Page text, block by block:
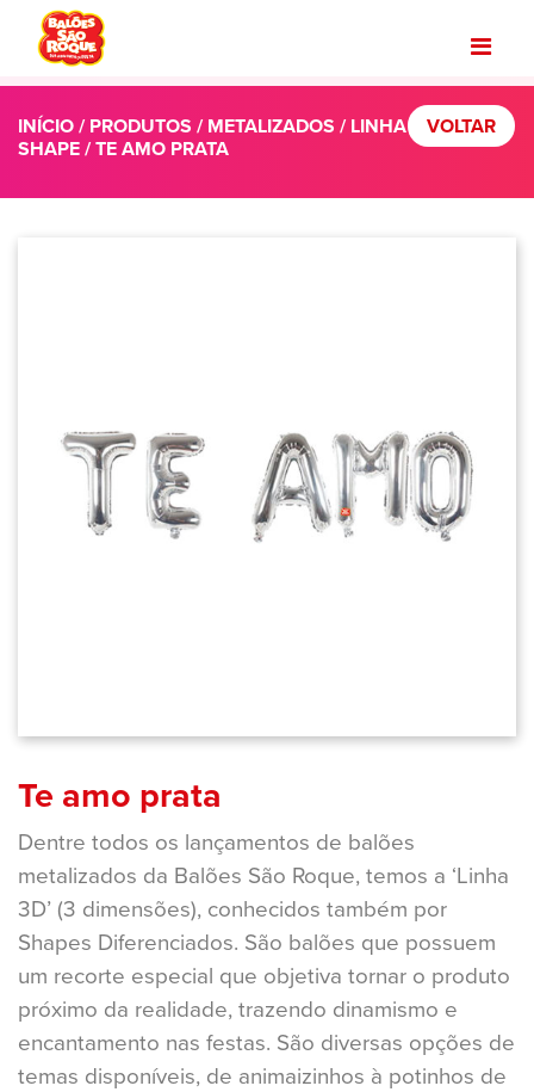
INÍCIO/PRODUTOS / METALIZADOS / LINHA
SHAPE/ TE AMO PRATA
VOLTAR
Te amo prata
Dentre todos os lançamentos de balões
metalizados da Balões São Roque, temos a ‘Linha
3D’ (3 dimensões), conhecidos também por
Shapes Diferenciados. São balões que possuem
um recorte especial que objetiva tornar o produto
próximo da realidade, trazendo dinamismo e
encantamento nas festas. São diversas opções de
temas disponíveis, de animaizinhos à potinhos de